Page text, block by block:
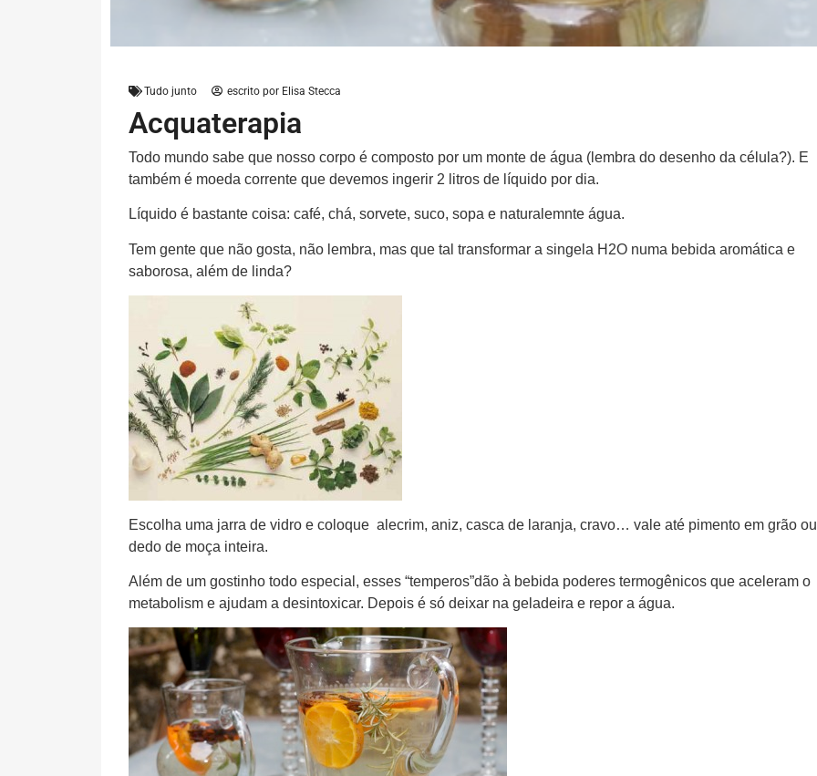
Tudo junto escrito por Elisa Stecca
Acquaterapia
Todo mundo sabe que nosso corpo é composto por um monte de água (lembra do desenho da célula?). E
também é moeda corrente que devemos ingerir 2 litros de líquido por dia.
Líquido é bastante coisa: café, chá, sorvete, suco, sopa e naturalemnte água.
Tem gente que não gosta, não lembra, mas que tal transformar a singela H2O numa bebida aromática e
saborosa, além de linda?
Escolha uma jarra de vidro e coloque alecrim, aniz, casca de laranja, cravo… vale até pimento em grão ou
dedo de moça inteira.
Além de um gostinho todo especial, esses “temperos”dão à bebida poderes termogênicos que aceleram o
metabolism e ajudam a desintoxicar. Depois é só deixar na geladeira e repor a água.